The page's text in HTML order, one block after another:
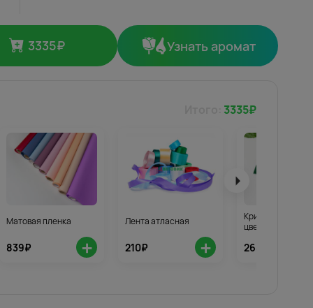
3335₽ Узнать аромат
3335₽
Матовая пленка
839₽ +
Лента атласная
210₽ +
Кризал для
цветов 3шт.
268₽